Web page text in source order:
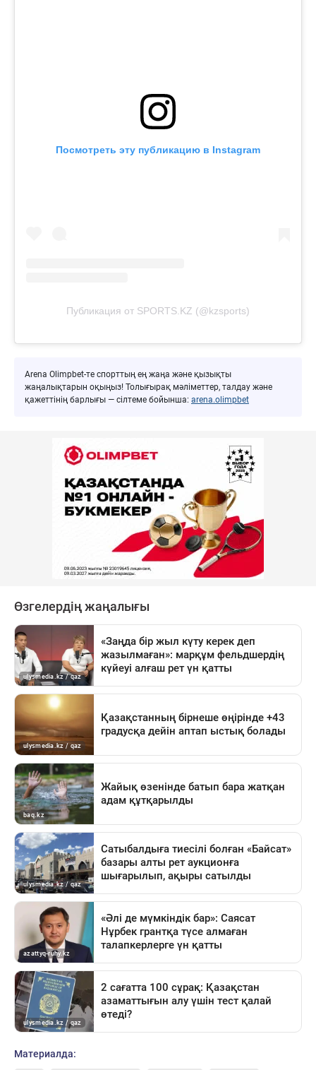
Посмотреть эту публикацию в Instagram
Публикация от SPORTS.KZ (@kzsports)
Arena Olimpbet-те спорттың ең жаңа және қызықты
жаңалықтарын оқыңыз! Толығырақ мәліметтер, талдау және
қажеттінің барлығы — сілтеме бойынша: arena.olimpbet
Материалда: